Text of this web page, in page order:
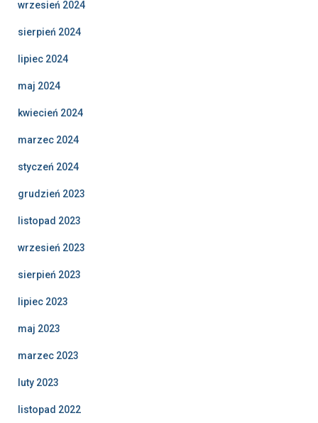
wrzesień 2024
sierpień 2024
lipiec 2024
maj 2024
kwiecień 2024
marzec 2024
styczeń 2024
grudzień 2023
listopad 2023
wrzesień 2023
sierpień 2023
lipiec 2023
maj 2023
marzec 2023
luty 2023
listopad 2022